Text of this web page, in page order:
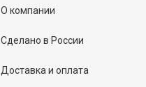
О компании
Сделано в России
Доставка и оплата